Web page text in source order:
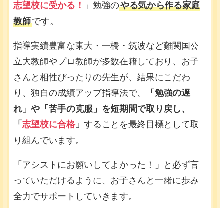
志望校に受かる！
」勉強のやる気から作る家庭
教師です。
指導実績豊富な東大・一橋・筑波など難関国公
立大教師やプロ教師が多数在籍しており、お子
さんと相性ぴったりの先生が、結果にこだわ
り、独自の成績アップ指導法で、
「勉強の遅
れ」や「苦手の克服」を短期間で取り戻し、
「 志望校に合格」 することを最終目標として取
り組んでいます。
「アシストにお願いしてよかった！」と必ず言
っていただけるように、お子さんと一緒に歩み
全力でサポートしていきます。